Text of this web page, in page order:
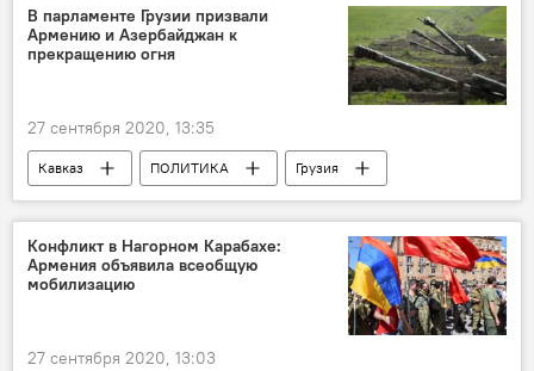
В парламенте Грузии призвали
Армению и Азербайджан к
прекращению огня
27 сентября 2020, 13:35
Кавказ ПОЛИТИКА
Грузия
НОВОСТИ
Конфликты
Обострение в Нагорном Карабахе, вооруженные столкновения 2020
Конфликт в Нагорном Карабахе:
Армения объявила всеобщую
мобилизацию
27 сентября 2020, 13:03